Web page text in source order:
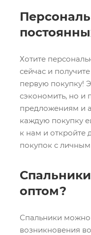
Хотите
сейчас и
первую покупку!
сэкономить, но и
предложениям и
каждую покупку
к нам и откройте
покупок с
оптом?
Спальники можно
возникновения